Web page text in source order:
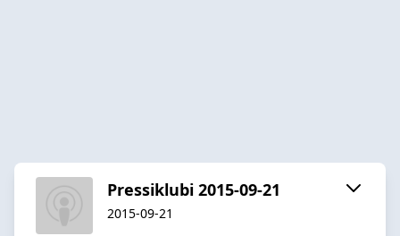
Pressiklubi 2015-09-21
2015-09-21